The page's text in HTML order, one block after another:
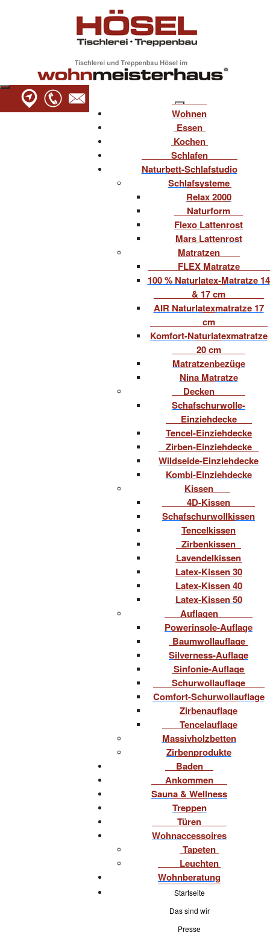
Wohnen
Essen
Kochen
Schlafen
Naturbett-Schlafstudio
Schlafsysteme
Relax 2000
Naturform
Flexo Lattenrost
Mars Lattenrost
Matratzen
FLEX Matratze
100 % Naturlatex-Matratze 14
& 17 cm
AIR Naturlatexmatratze 17
cm
Komfort-Naturlatexmatratze
20 cm
Matratzenbezüge
Nina Matratze
Decken
Schafschurwolle-
Einziehdecke
Tencel-Einziehdecke
Zirben-Einziehdecke
Wildseide-Einziehdecke
Kombi-Einziehdecke
Kissen
4D-Kissen
Schafschurwollkissen
Tencelkissen
Zirbenkissen
Lavendelkissen
Latex-Kissen 30
Latex-Kissen 40
Latex-Kissen 50
Auflagen
Powerinsole-Auflage
Baumwollauflage
Silverness-Auflage
Sinfonie-Auflage
Schurwollauflage
Comfort-Schurwollauflage
Zirbenauflage
Tencelauflage
Massivholzbetten
Zirbenprodukte
Baden
Ankommen
Sauna & Wellness
Treppen
Türen
Wohnaccessoires
Tapeten
Leuchten
Wohnberatung
Startseite
Das sind wir
Presse